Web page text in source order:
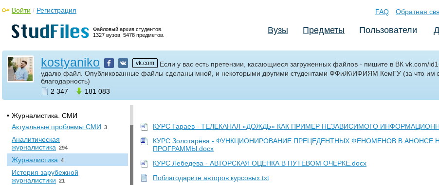
Файловый архив студентов.
1327 вузов, 5478 предметов.
Войти / Регистрация FAQ Обратная
Вузы Предметы Пользователи
kostyaniko vk.com
Если у вас есть претензии, касающиеся загруженных файлов - пишите в ВК vk.com/
удалю файл. Опубликованные файлы сделаны мной, и некоторыми другими студентами ФФиЖ\ИФИЯМ КемГУ (за что им
благодарность)
2 347
181 083
Файлы пользователя
Кемеровский
государственный
университет
• Журналистика. СМИ
Актуальные проблемы СМИ 3
Аналитическая
журналистика 294
Журналистика 4
История зарубежной
журналистики 21
КУРС Гараев - ТЕЛЕКАНАЛ «ДОЖДЬ» КАК ПРИМЕР НЕЗАВИСИМОГО
КУРС Золотарёва - ФУНКЦИОНИРОВАНИЕ ПРЕЦЕДЕНТНЫХ ФЕНОМЕНОВ В АНОНСЕ
ПРОГРАММЫ.docx
КУРС Лебедева - АВТОРСКАЯ ОЦЕНКА В ПУТЕВОМ ОЧЕРКЕ.docx
Поблагодарите авторов курсовых.txt